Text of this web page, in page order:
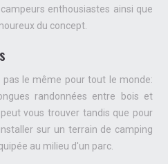
enthousiastes ainsi que
du concept.
pas le même pour tout le monde:
randonnées entre bois et
vous trouver tandis que pour
sur un terrain de camping
au milieu d'un parc.